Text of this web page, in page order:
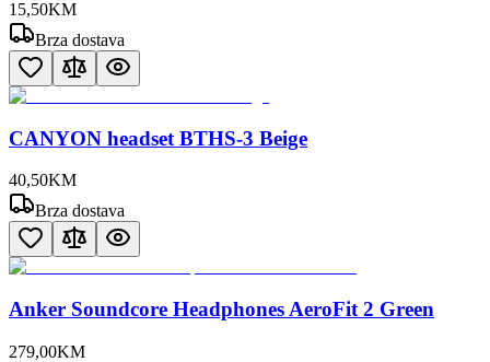
15,50KM
Brza dostava
CANYON headset BTHS-3 Beige
40,50KM
Brza dostava
Anker Soundcore Headphones AeroFit 2 Green
279,00KM